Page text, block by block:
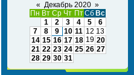
« Декабрь 2020 »
Пн Вт Ср Чт ПтСб Вс
1
2 3 4 5
6
7
8 9 10 11 12 13
14 15 16 17 18 19 20
21 22 23 24 25 26 27
28 29 30 31